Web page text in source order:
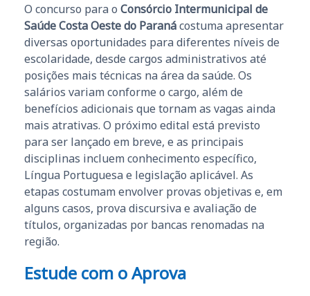
O concurso para o Consórcio Intermunicipal de
Saúde Costa Oeste do Paranácostuma apresentar
diversas oportunidades para diferentes níveis de
escolaridade, desde cargos administrativos até
posições mais técnicas na área da saúde. Os
salários variam conforme o cargo, além de
benefícios adicionais que tornam as vagas ainda
mais atrativas. O próximo edital está previsto
para ser lançado em breve, e as principais
disciplinas incluem conhecimento específico,
Língua Portuguesa e legislação aplicável. As
etapas costumam envolver provas objetivas e, em
alguns casos, prova discursiva e avaliação de
títulos, organizadas por bancas renomadas na
região.
Estude com o Aprova